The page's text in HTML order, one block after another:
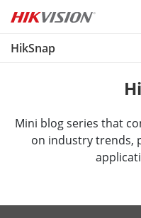
HikSnap
Mini blog series that
on industry trends,